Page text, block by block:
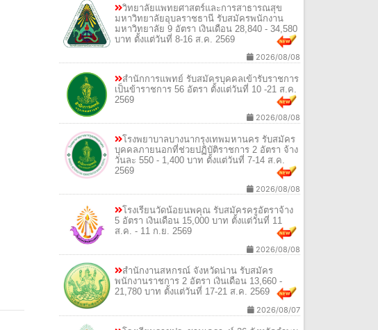
วิทยาลัยแพทยศาสตร์และการสาธารณสุข
มหาวิทยาลัยอุบลราชธานี รับสมัครพนักงาน
มหาวิทยาลัย 9 อัตรา เงินเดือน 28,840 - 34,580
บาท ตั้งแต่วันที่ 8-16 ส.ค. 2569
2026/08/08
สำนักการแพทย์ รับสมัครบุคคลเข้ารับราชการ
เป็นข้าราชการ 56 อัตรา ตั้งแต่วันที่ 10 -21 ส.ค.
2569
2026/08/08
โรงพยาบาลบางนากรุงเทพมหานคร รับสมัคร
บุคคลภายนอกที่ช่วยปฏิบัติราชการ 2 อัตรา จ้าง
วันละ 550 - 1,400 บาท ตั้งแต่วันที่ 7-14 ส.ค.
2569
2026/08/08
โรงเรียนวัดน้อยนพคุณ รับสมัครครูอัตราจ้าง
5 อัตรา เงินเดือน 15,000 บาท ตั้งแต่วันที่ 11
ส.ค. - 11 ก.ย. 2569
2026/08/08
สำนักงานสหกรณ์ จังหวัดน่าน รับสมัคร
พนักงานราชการ 2 อัตรา เงินเดือน 13,660 -
21,780 บาท ตั้งแต่วันที่ 17-21 ส.ค. 2569
2026/08/07